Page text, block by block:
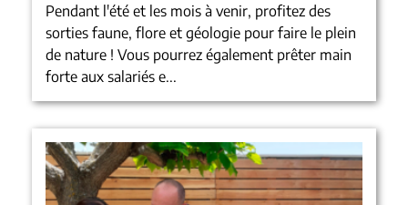
Pendant l'été et les mois à venir, profitez des
sorties faune, flore et géologie pour faire le plein
de nature ! Vous pourrez également prêter main
forte aux salariés e...